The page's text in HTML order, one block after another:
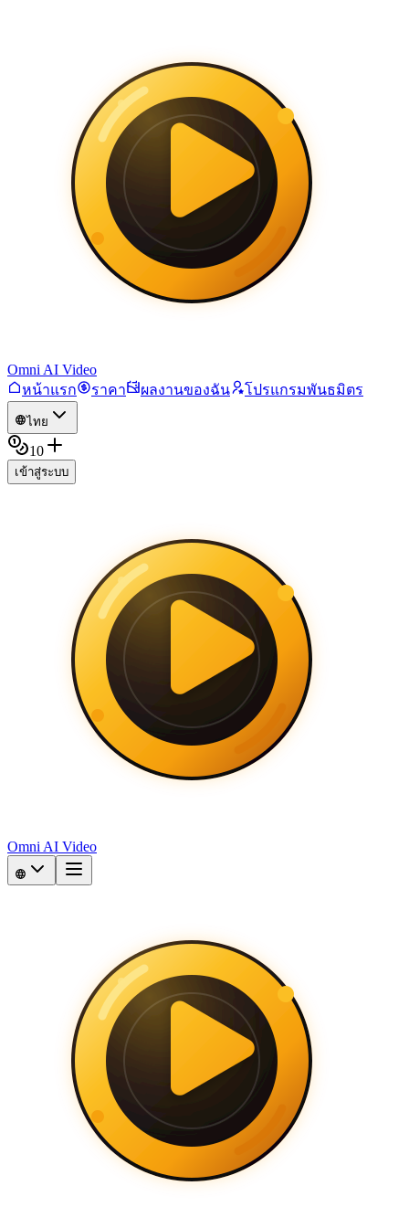
Omni AI Video
หน้าแรก
ราคา ผลงานของฉัน โปรแกรมพันธมิตร
ไทย
10
เข้าสู่ระบบ
Omni AI Video